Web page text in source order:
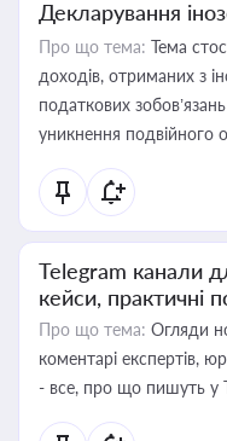
Декларування
Про що тема: Тема
доходів, отриманих з
податкових
уникнення подвійного
Telegram канали
кейси, практичні
Про що тема: Огляди
коментарі експертів,
- все, про що пишуть у